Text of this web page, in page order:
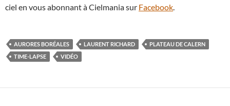
ciel en vous abonnant à Cielmania sur Facebook.
AURORES BORÉALES LAURENT RICHARD
PLATEAU DE CALERN
TIME-LAPSE
VIDÉO